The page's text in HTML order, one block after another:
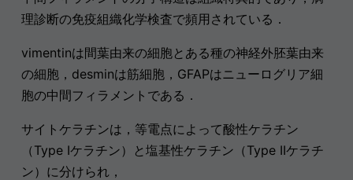
理診断の免疫組織化学検査で頻用されている．
vimentinは間葉由来の細胞とある種の神経外胚葉由来
の細胞，desminは筋細胞，GFAPはニューログリア細
胞の中間フィラメントである．
サイトケラチンは，等電点によって酸性ケラチン
（Type Iケラチン）と塩基性ケラチン（Type IIケラチ
ン）に分けられ，